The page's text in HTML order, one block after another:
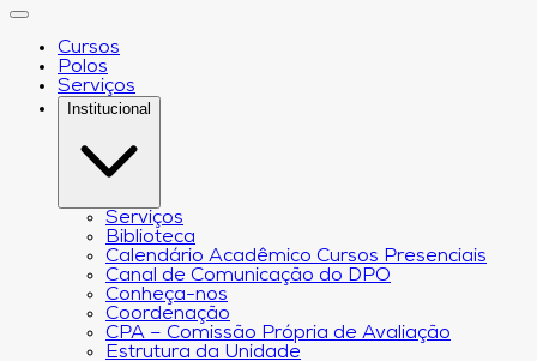
Cursos
Polos
Serviços
Institucional
Serviços
Biblioteca
Calendário Acadêmico Cursos Presenciais
Canal de Comunicação do DPO
Conheça-nos
Coordenação
CPA – Comissão Própria de Avaliação
Estrutura da Unidade